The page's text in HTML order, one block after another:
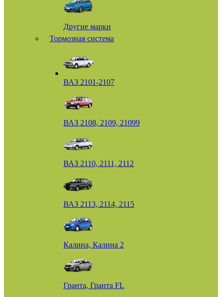
Другие марки
Тормозная система
ВАЗ 2101-2107
ВАЗ 2108, 2109, 21099
ВАЗ 2110, 2111, 2112
ВАЗ 2113, 2114, 2115
Калина, Калина 2
Гранта, Гранта FL